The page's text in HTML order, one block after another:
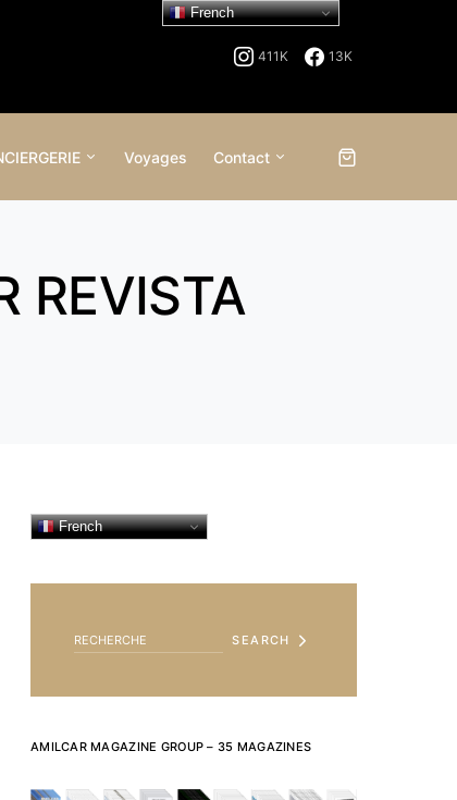
411K 13K
Voyages Contact
REVISTA
French
SEARCH
AMILCAR MAGAZINE GROUP – 35 MAGAZINES
French